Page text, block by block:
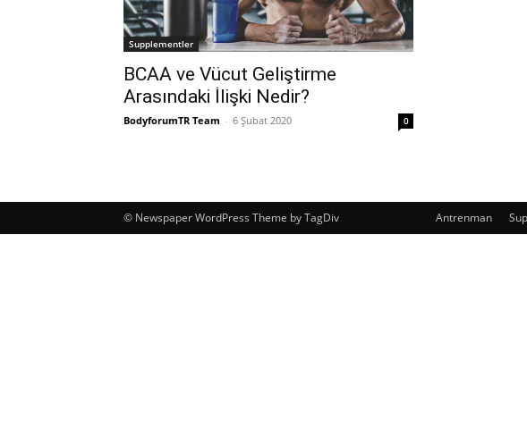
Supplementler
BCAA ve Vücut Geliştirme
Arasındaki İlişki Nedir?
BodyforumTR Team - 6 Şubat 2020 0
Antrenman
© Newspaper WordPress Theme by TagDiv